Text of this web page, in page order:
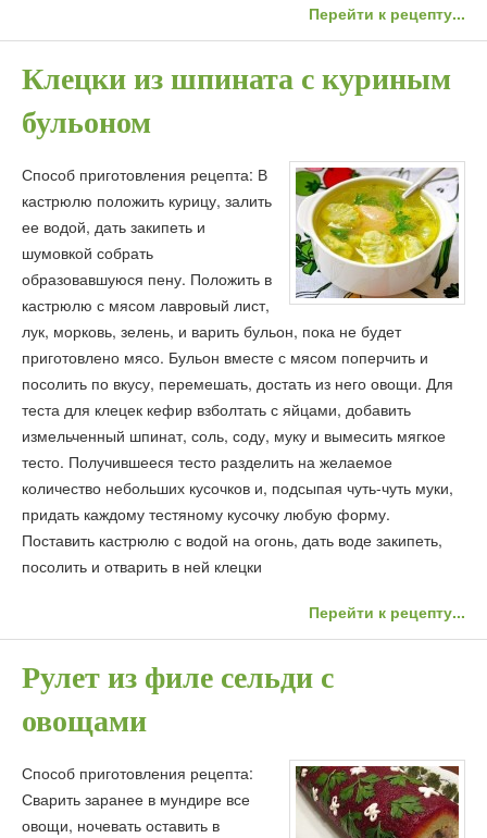
Перейти к рецепту...
Клецки из шпината с куриным
бульоном
Способ приготовления рецепта: В
кастрюлю положить курицу, залить
ее водой, дать закипеть и
шумовкой собрать
образовавшуюся пену. Положить в
кастрюлю с мясом лавровый лист,
лук, морковь, зелень, и варить бульон, пока не будет
приготовлено мясо. Бульон вместе с мясом поперчить и
посолить по вкусу, перемешать, достать из него овощи. Для
теста для клецек кефир взболтать с яйцами, добавить
измельченный шпинат, соль, соду, муку и вымесить мягкое
тесто. Получившееся тесто разделить на желаемое
количество небольших кусочков и, подсыпая чуть-чуть муки,
придать каждому тестяному кусочку любую форму.
Поставить кастрюлю с водой на огонь, дать воде закипеть,
посолить и отварить в ней клецки
Перейти к рецепту...
Рулет из филе сельди с
овощами
Способ приготовления рецепта:
Сварить заранее в мундире все
овощи, ночевать оставить в